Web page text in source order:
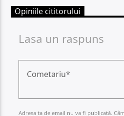
Opiniile cititorului
Lasa un raspuns
Adresa ta de email nu va fi publicată.